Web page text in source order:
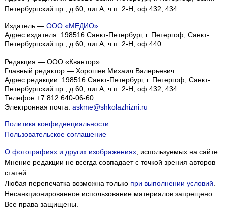
Петербургский пр., д.60, лит.А, ч.п. 2-Н, оф.432, 434
Издатель — ООО «МЕДИО»
Адрес издателя: 198516 Санкт-Петербург, г. Петергоф, Санкт-
Петербургский пр., д.60, лит.А, ч.п. 2-Н, оф.440
Редакция — ООО «Квантор»
Главный редактор — Хорошев Михаил Валерьевич
Адрес редакции: 198516 Санкт-Петербург, г. Петергоф, Санкт-
Петербургский пр., д.60, лит.А, ч.п. 2-Н, оф.432, 434
Телефон:+7 812 640-06-60
Электронная почта: askme@shkolazhizni.ru
Политика конфиденциальности
Пользовательское соглашение
О фотографиях и других изображениях, используемых на сайте.
Мнение редакции не всегда совпадает с точкой зрения авторов
статей.
Любая перепечатка возможна только при выполнении условий.
Несанкционированное использование материалов запрещено.
Все права защищены.